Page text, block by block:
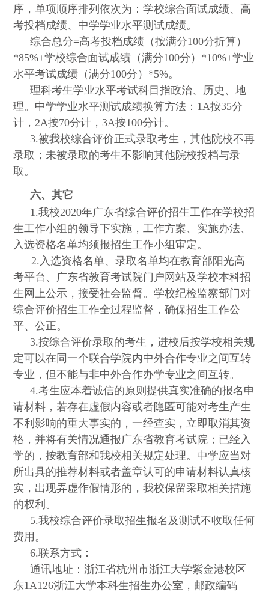
序，单项顺序排列依次为：学校综合面试成绩、高
考投档成绩、中学学业水平测试成绩。
综合总分=高考投档成绩（按满分100分折算）
*85%+学校综合面试成绩（满分100分） *10%+学业
水平考试成绩（满分100分） *5%。
理科考生学业水平考试科目指政治、历史、地
理。中学学业水平测试成绩换算方法： 1A按35分
计，2A按70分计， 3A按100分计。
3.被我校综合评价正式录取考生，其他院校不再
录取；未被录取的考生不影响其他院校投档与录
取。
六、其它
1.我校2020年广东省综合评价招生工作在学校招
生工作小组的领导下实施，工作方案、实施办法、
入选资格名单均须报招生工作小组审定。
2.入选资格名单、录取名单均在教育部阳光高
考平台、广东省教育考试院门户网站及学校本科招
生网上公示，接受社会监督。学校纪检监察部门对
综合评价招生工作全过程监督，确保招生工作公
平、公正。
3.按综合评价录取的考生，进校后按学校相关规
定可以在同一个联合学院内中外合作专业之间互转
专业，但不能与非中外合作办学专业之间互转。
4.考生应本着诚信的原则提供真实准确的报名申
请材料，若存在虚假内容或者隐匿可能对考生产生
不利影响的重大事实的，一经查实，立即取消其资
格，并将有关情况通报广东省教育考试院；已经入
学的，按教育部和我校相关规定处理。中学应当对
所出具的推荐材料或者盖章认可的申请材料认真核
实，出现弄虚作假情形的，我校保留采取相关措施
的权利。
5.我校综合评价录取招生报名及测试不收取任何
费用。
6.联系方式：
通讯地址：浙江省杭州市浙江大学紫金港校区
东1A126浙江大学本科生招生办公室，邮政编码